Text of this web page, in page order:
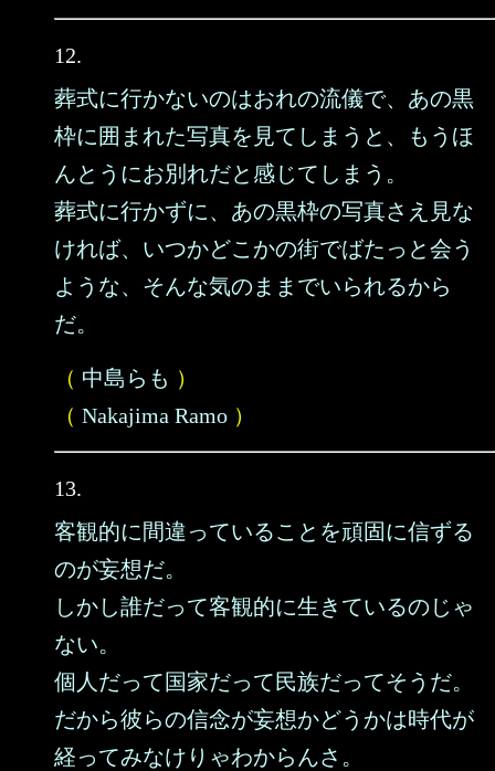
12.
葬式に行かないのはおれの流儀で、あの黒
枠に囲まれた写真を見てしまうと、もうほ
んとうにお別れだと感じてしまう。
葬式に行かずに、あの黒枠の写真さえ見な
ければ、いつかどこかの街でばたっと会う
ような、そんな気のままでいられるから
だ。
（ 中島らも ）
（ Nakajima Ramo ）
13.
客観的に間違っていることを頑固に信ずる
のが妄想だ。
しかし誰だって客観的に生きているのじゃ
ない。
個人だって国家だって民族だってそうだ。
だから彼らの信念が妄想かどうかは時代が
経ってみなけりゃわからんさ。